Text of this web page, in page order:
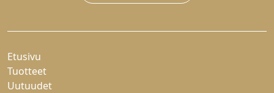
Etusivu
Tuotteet
Uutuudet